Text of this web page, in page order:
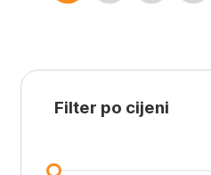
Filter po cijeni